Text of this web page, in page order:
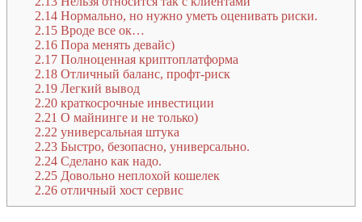
2.14 Нормально, но нужно уметь оценивать риски.
2.15 Вроде все ок…
2.16 Пора менять девайс)
2.17 Полноценная криптоплатформа
2.18 Отличный баланс, профт-риск
2.19 Легкий вывод
2.20 краткосрочные инвестиции
2.21 О майнинге и не только)
2.22 универсальная штука
2.23 Быстро, безопасно, универсально.
2.24 Сделано как надо.
2.25 Довольно неплохой кошелек
2.26 отличный хост сервис